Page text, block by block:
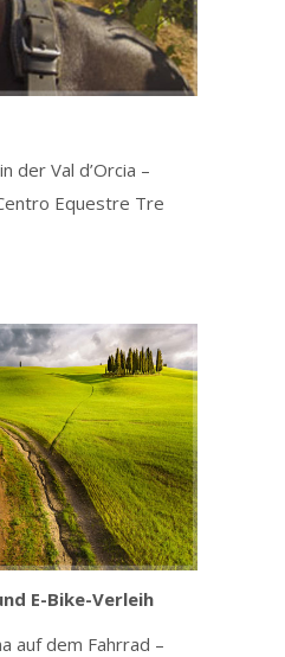
der Val d’Orcia –
Equestre Tre
E-Bike-Verleih
auf dem Fahrrad –